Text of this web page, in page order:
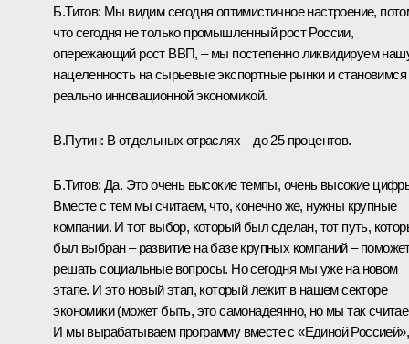
Б.Титов: Мы видим сегодня оптимистичное настроение,
что сегодня не только промышленный рост России,
опережающий рост ВВП, – мы постепенно ликвидируем
нацеленность на сырьевые экспортные рынки и становимся
реально инновационной экономикой.
В.Путин: В отдельных отраслях – до 25 процентов.
Б.Титов: Да. Это очень высокие темпы, очень высокие
Вместе с тем мы считаем, что, конечно же, нужны крупные
компании. И тот выбор, который был сделан, тот путь,
был выбран – развитие на базе крупных компаний –
решать социальные вопросы. Но сегодня мы уже на новом
этапе. И это новый этап, который лежит в нашем секторе
экономики (может быть, это самонадеянно, но мы так
И мы вырабатываем программу вместе с «Единой Россией»,